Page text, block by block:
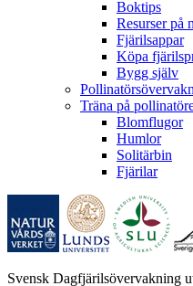
Boktips
Resurser på
Fjärilsappar
Köpa
Bygg själv
Träna på
Blomflugor
Humlor
Solitärbin
Fjärilar
Svensk Dagfjärilsövervakning